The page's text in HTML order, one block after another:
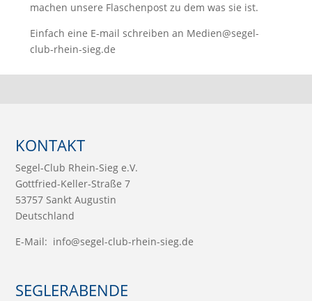
machen unsere Flaschenpost zu dem was sie ist.
Einfach eine E-mail schreiben an Medien@segel-
club-rhein-sieg.de
KONTAKT
Segel-Club Rhein-Sieg e.V.
Gottfried-Keller-Straße 7
53757 Sankt Augustin
Deutschland
E-Mail: info@segel-club-rhein-sieg.de
SEGLERABENDE